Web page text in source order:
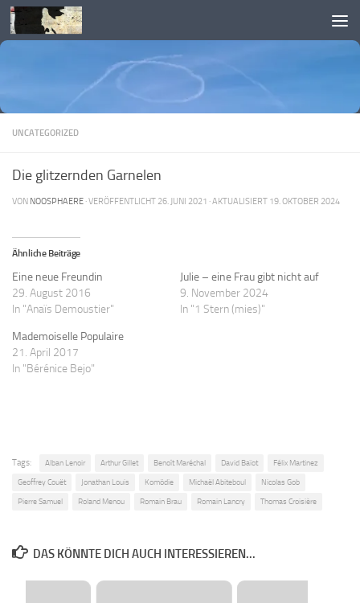
Skip to content
UNCATEGORIZED
Die glitzernden Garnelen
VON NOOSPHAERE · VERÖFFENTLICHT 26. JUNI 2021 · AKTUALISIERT 19. OKTOBER 2024
Ähnliche Beiträge
Eine neue Freundin
29. August 2016
In "Anaïs Demoustier"
Julie – eine Frau gibt nicht auf
9. November 2024
In "1 Stern (mies)"
Mademoiselle Populaire
21. April 2017
In "Bérénice Bejo"
Tags: Alban Lenoir Arthur Gillet Benoît Maréchal David Baïot Félix Martinez
Geoffrey Couët Jonathan Louis Komödie Michaël Abiteboul Nicolas Gob
Pierre Samuel Roland Menou Romain Brau Romain Lancry Thomas Croisière
DAS KÖNNTE DICH AUCH INTERESSIEREN...